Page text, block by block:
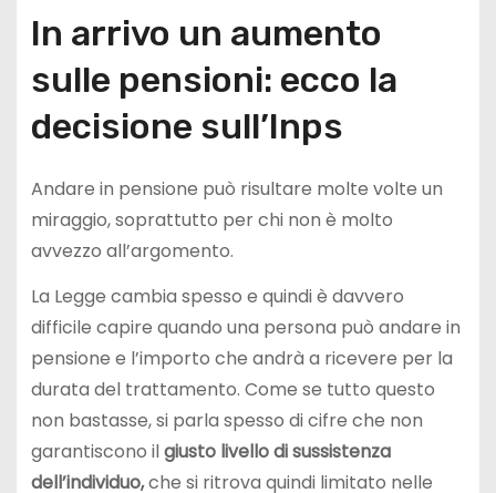
In arrivo un aumento
sulle pensioni: ecco la
decisione sull’Inps
Andare in pensione può risultare molte volte un
miraggio, soprattutto per chi non è molto
avvezzo all’argomento.
La Legge cambia spesso e quindi è davvero
difficile capire quando una persona può andare in
pensione e l’importo che andrà a ricevere per la
durata del trattamento. Come se tutto questo
non bastasse, si parla spesso di cifre che non
garantiscono ilgiusto livello di sussistenza
dell’individuo,che si ritrova quindi limitato nelle